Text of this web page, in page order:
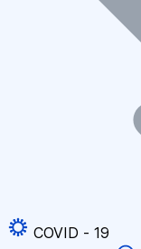
COVID - 19